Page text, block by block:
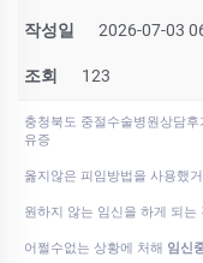
작성일 2026-07-03
조회 123
충청북도 중절수술병원상담
유증
옳지않은 피임방법을 사용했
원하지 않는 임신을 하게 되는
어쩔수없는 상황에 처해 임신